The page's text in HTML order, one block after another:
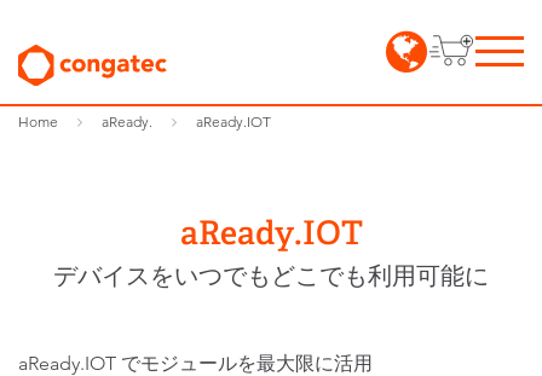
Home aReady. aReady.IOT
aReady.IOT
デバイスをいつでもどこでも利用可能に
aReady.IOT でモジュールを最大限に活用